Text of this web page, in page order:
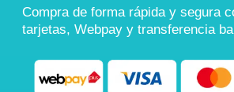
Compra de forma rápida y segura
tarjetas, Webpay y transferencia